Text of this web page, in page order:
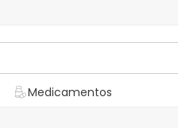
Medicamentos